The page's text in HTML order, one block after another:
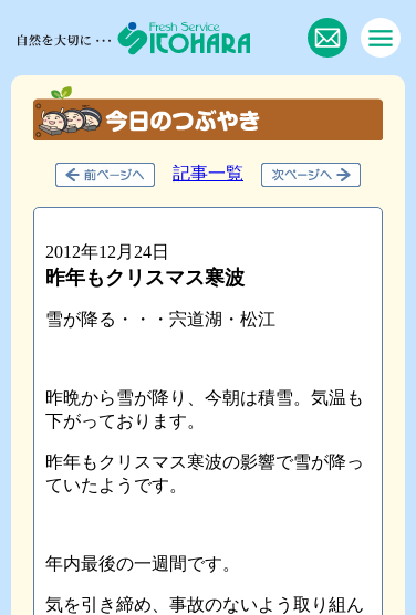
記事一覧
2012年12月24日
昨年もクリスマス寒波
雪が降る・・・宍道湖・松江
昨晩から雪が降り、今朝は積雪。気温も
下がっております。
昨年もクリスマス寒波の影響で雪が降っ
ていたようです。
年内最後の一週間です。
気を引き締め、事故のないよう取り組ん